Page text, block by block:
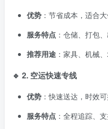
优势 ：节省成本，适合
服务特点 ：仓储、打包
推荐用途 ：家具、机械
🔹 2. 空运快速专线
优势 ：快速送达，时效
服务特点 ：全程追踪、